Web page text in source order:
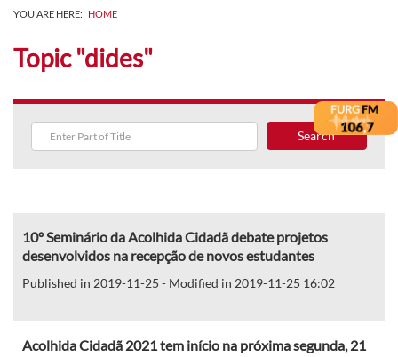
YOU ARE HERE: HOME
Topic "dides"
Search
10º Seminário da Acolhida Cidadã debate projetos
desenvolvidos na recepção de novos estudantes
Published in 2019-11-25 - Modified in 2019-11-25 16:02
Acolhida Cidadã 2021 tem início na próxima segunda, 21